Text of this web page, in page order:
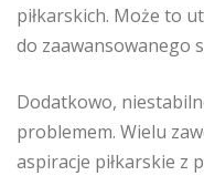
piłkarskich. Może to
do zaawansowanego
Dodatkowo,
problemem. Wielu
aspiracje piłkarskie z